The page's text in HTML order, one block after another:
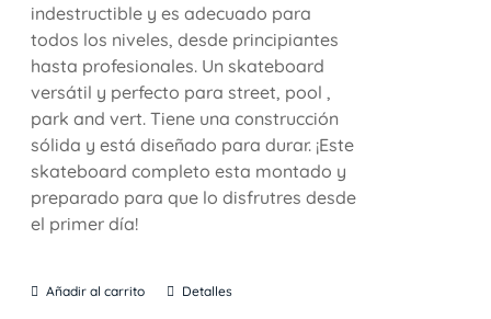
indestructible y es adecuado para
todos los niveles, desde principiantes
hasta profesionales. Un skateboard
versátil y perfecto para street, pool ,
park and vert. Tiene una construcción
sólida y está diseñado para durar. ¡Este
skateboard completo esta montado y
preparado para que lo disfrutres desde
el primer día!
Añadir al carrito Detalles